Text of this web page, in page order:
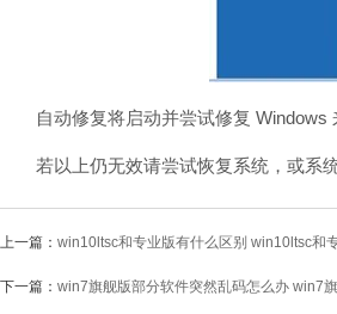
自动修复将启动并尝试修复 Windows
若以上仍无效请尝试恢复系统，或系统
上一篇： win10ltsc和专业版有什么区别 win10ltsc和
下一篇： win7旗舰版部分软件突然乱码怎么办 win7